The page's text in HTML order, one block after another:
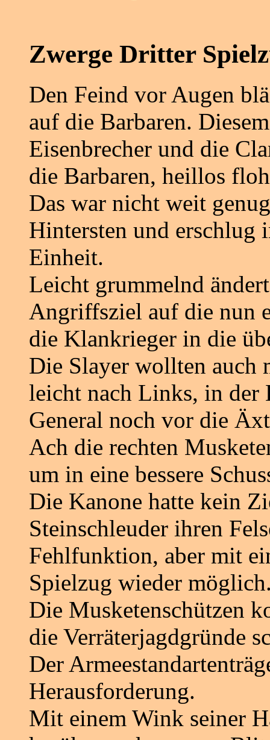
Zwerge Dritter
Den Feind vor Augen
auf die Barbaren.
Eisenbrecher und die
die Barbaren, heillos
Das war nicht weit
Hintersten und erschlug
Einheit.
Leicht grummelnd
Angriffsziel auf die nun
die Klankrieger in die
Die Slayer wollten auch
leicht nach Links, in
General noch vor die
Ach die rechten
um in eine bessere
Die Kanone hatte kein
Steinschleuder ihren
Fehlfunktion, aber mit
Spielzug wieder
Die Musketenschützen
die Verräterjagdgründe
Der
Herausforderung.
Mit einem Wink seiner